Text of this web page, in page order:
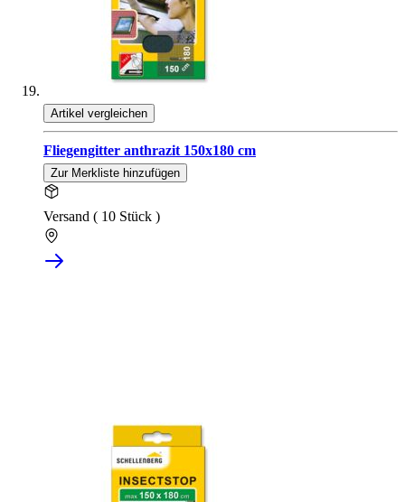
Artikel vergleichen
Fliegengitter anthrazit 150x180 cm
Zur Merkliste hinzufügen
Versand ( 10 Stück )